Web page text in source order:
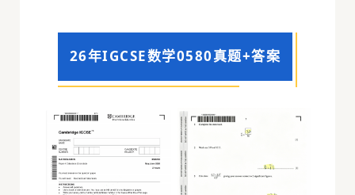
26年IGCSE数学0580真题+答案